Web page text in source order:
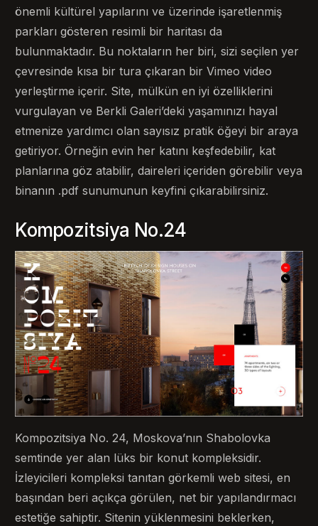
önemli kültürel yapılarını ve üzerinde işaretlenmiş
parkları gösteren resimli bir haritası da
bulunmaktadır. Bu noktaların her biri, sizi seçilen yer
çevresinde kısa bir tura çıkaran bir Vimeo video
yerleştirme içerir. Site, mülkün en iyi özelliklerini
vurgulayan ve Berkli Galeri’deki yaşamınızı hayal
etmenize yardımcı olan sayısız pratik öğeyi bir araya
getiriyor. Örneğin evin her katını keşfedebilir, kat
planlarına göz atabilir, daireleri içeriden görebilir veya
binanın .pdf sunumunun keyfini çıkarabilirsiniz.
Kompozitsiya No.24
Kompozitsiya No. 24, Moskova’nın Shabolovka
semtinde yer alan lüks bir konut kompleksidir.
İzleyicileri kompleksi tanıtan görkemli web sitesi, en
başından beri açıkça görülen, net bir yapılandırmacı
estetiğe sahiptir. Sitenin yüklenmesini beklerken,